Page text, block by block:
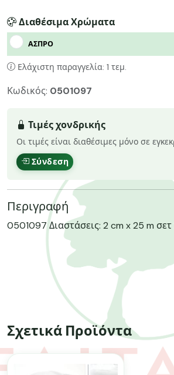
Διαθέσιμα Χρώματα
ΑΣΠΡΟ
Ελάχιστη παραγγελία: 1 τεμ.
Κωδικός: 0501097
Τιμές χονδρικής
Οι τιμές είναι διαθέσιμες μόνο σε
Σύνδεση
Περιγραφή
0501097 Διαστάσεις: 2 cm x 25 m
Σχετικά Προϊόντα